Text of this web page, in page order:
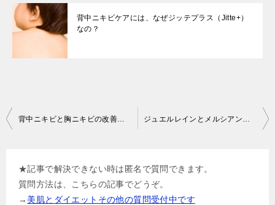
背中ニキビケアには、なぜジッテプラス（Jitte+）
なの？
投
背中ニキビと胸ニキビの改善方法 ジュエルレインとメルシアンの違いと選び方
★記事で解決できない時は匿名で質問できます。
質問方法は、こちらの記事でどうぞ。
→ 美肌とダイエットその他の質問受付中です